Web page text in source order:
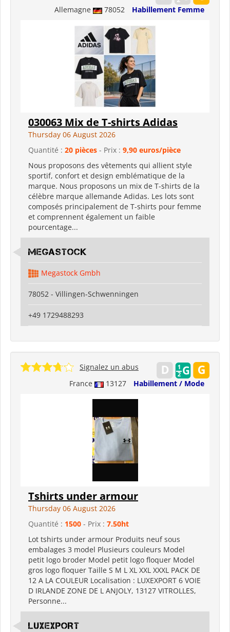
Allemagne 78052 Habillement Femme
030063 Mix de T-shirts Adidas
Thursday 06 August 2026
Quantité : 20 pièces - Prix : 9,90 euros/pièce
Nous proposons des vêtements qui allient style
sportif, confort et design emblématique de la
marque. Nous proposons un mix de T-shirts de la
célèbre marque allemande Adidas. Les lots sont
composés principalement de T-shirts pour femme
et comprennent également un faible
pourcentage...
Megastock
Megastock Gmbh
78052 - Villingen-Schwenningen
+49 1729488293
France 13127 Habillement / Mode
Signalez un abus
Tshirts under armour
Thursday 06 August 2026
Quantité : 1500 - Prix : 7.50ht
Lot tshirts under armour Produits neuf sous
embalages 3 model Plusieurs couleurs Model
petit logo broder Model petit logo floquer Model
gros logo floquer Taille S M L XL XXL XXXL PACK DE
12 A LA COULEUR Localisation : LUXEXPORT 6 VOIE
D IRLANDE ZONE DE L ANJOLY, 13127 VITROLLES,
Personne...
LUXEXPORT